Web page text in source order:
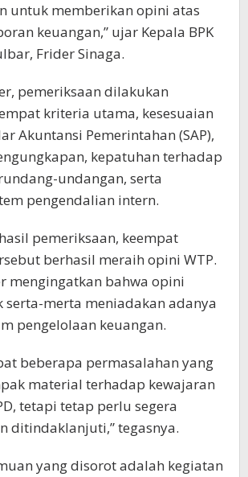
untuk memberikan opini atas
keuangan,” ujar Kepala BPK
Frider Sinaga.
pemeriksaan dilakukan
kriteria utama, kesesuaian
Akuntansi Pemerintahan (SAP),
kepatuhan terhadap
undangan, serta
pengendalian intern.
pemeriksaan, keempat
berhasil meraih opini WTP.
mengingatkan bahwa opini
merta meniadakan adanya
pengelolaan keuangan.
beberapa permasalahan yang
material terhadap kewajaran
tetapi tetap perlu segera
ditindaklanjuti,” tegasnya.
yang disorot adalah kegiatan